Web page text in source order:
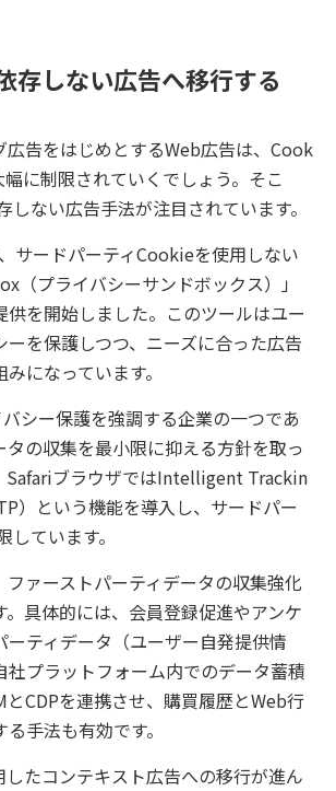
存しない広告へ移行する
広告をはじめとするWeb広告は、Cook
に制限されていくでしょう。そこ
しない広告手法が注目されています。
サードパーティCookieを使用しない
（プライバシーサンドボックス）」
供を開始しました。このツールはユー
を保護しつつ、ニーズに合った広告
になっています。
シー保護を強調する企業の一つであ
タの収集を最小限に抑える方針を取っ
SafariブラウザではIntelligent Trackin
）という機能を導入し、サードパー
ています。
ァーストパーティデータの収集強化
具体的には、会員登録促進やアンケ
ーティデータ（ユーザー自発提供情
社プラットフォーム内でのデータ蓄積
とCDPを連携させ、購買履歴とWeb行
手法も有効です。
したコンテキスト広告への移行が進ん